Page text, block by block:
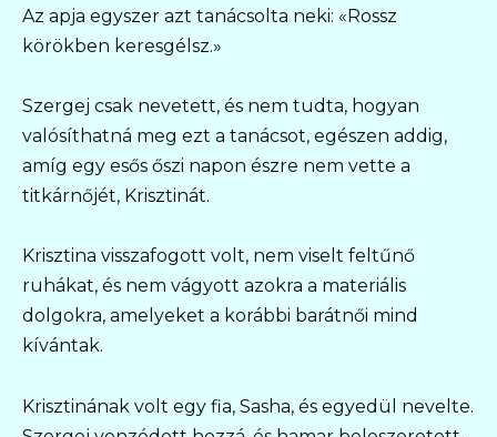
Az apja egyszer azt tanácsolta neki: «Rossz
körökben keresgélsz.»
Szergej csak nevetett, és nem tudta, hogyan
valósíthatná meg ezt a tanácsot, egészen addig,
amíg egy esős őszi napon észre nem vette a
titkárnőjét, Krisztinát.
Krisztina visszafogott volt, nem viselt feltűnő
ruhákat, és nem vágyott azokra a materiális
dolgokra, amelyeket a korábbi barátnői mind
kívántak.
Krisztinának volt egy fia, Sasha, és egyedül nevelte.